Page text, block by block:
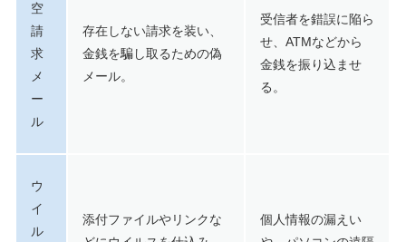
空
請
求
メ
ー
ル
存在しない請求を装い、
金銭を騙し取るための偽
メール。
受信者を錯誤に陥ら
せ、ATMなどから
金銭を振り込ませ
る。
ウ
イ
ル
添付ファイルやリンクな
個人情報の漏えい